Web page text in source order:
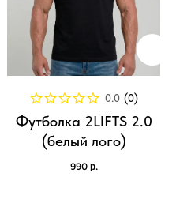
0.0 (0)
Футболка 2LIFTS 2.0
(белый лого)
990 р.